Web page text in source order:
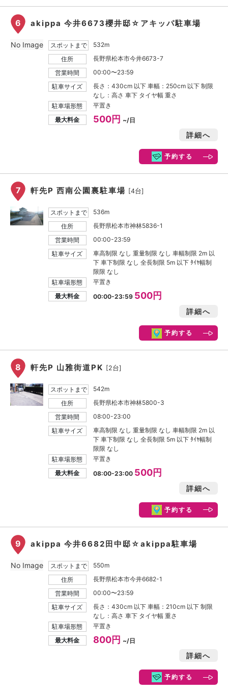
6 akippa 今井6673櫻井邸☆アキッパ駐車場
スポットまで
532m
住所
長野県松本市今井6673-7
営業時間
00:00〜23:59
駐車サイズ
長さ：430cm 以下 車幅：250cm 以下 制限
なし：高さ 車下 タイヤ幅 重さ
駐車場形態
平置き
最大料金
500円 ~/日
詳細へ
予約する
No Image
7 軒先P 西南公園裏駐車場 [4台]
スポットまで
536m
住所
長野県松本市神林5836-1
営業時間
00:00-23:59
駐車サイズ
車高制限 なし 重量制限 なし 車幅制限 2m 以
下 車下制限 なし 全長制限 5m 以下 ﾀｲﾔ幅制
限限 なし
駐車場形態
平置き
最大料金
00:00-23:59 500円
詳細へ
予約する
8 軒先P 山雅街道PK [2台]
スポットまで
542m
住所
長野県松本市神林5800-3
営業時間
08:00-23:00
駐車サイズ
車高制限 なし 重量制限 なし 車幅制限 2m 以
下 車下制限 なし 全長制限 5m 以下 ﾀｲﾔ幅制
限限 なし
駐車場形態
平置き
最大料金
08:00-23:00 500円
詳細へ
予約する
9 akippa 今井6682田中邸☆akippa駐車場
スポットまで
550m
住所
長野県松本市今井6682-1
営業時間
00:00〜23:59
駐車サイズ
長さ：430cm 以下 車幅：210cm 以下 制限
なし：高さ 車下 タイヤ幅 重さ
駐車場形態
平置き
最大料金
800円 ~/日
詳細へ
予約する
No Image